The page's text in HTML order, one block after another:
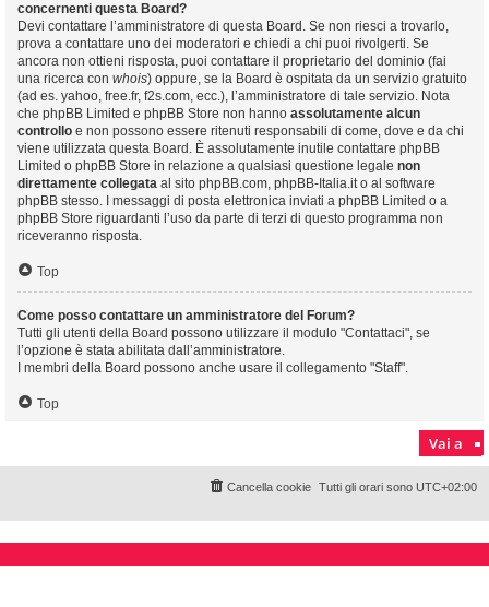
concernenti questa Board?
Devi contattare l’amministratore di questa Board. Se non riesci a trovarlo,
prova a contattare uno dei moderatori e chiedi a chi puoi rivolgerti. Se
ancora non ottieni risposta, puoi contattare il proprietario del dominio (fai
una ricerca con whois) oppure, se la Board è ospitata da un servizio gratuito
(ad es. yahoo, free.fr, f2s.com, ecc.), l’amministratore di tale servizio. Nota
che phpBB Limited e phpBB Store non hanno assolutamente alcun
controllo e non possono essere ritenuti responsabili di come, dove e da chi
viene utilizzata questa Board. È assolutamente inutile contattare phpBB
Limited o phpBB Store in relazione a qualsiasi questione legale non
direttamente collegata al sito phpBB.com, phpBB-Italia.it o al software
phpBB stesso. I messaggi di posta elettronica inviati a phpBB Limited o a
phpBB Store riguardanti l’uso da parte di terzi di questo programma non
riceveranno risposta.
Top
Come posso contattare un amministratore del Forum?
Tutti gli utenti della Board possono utilizzare il modulo "Contattaci", se
l’opzione è stata abilitata dall’amministratore.
I membri della Board possono anche usare il collegamento "Staff".
Top
Vai a
Tutti gli orari sono UTC+02:00
Cancella cookie